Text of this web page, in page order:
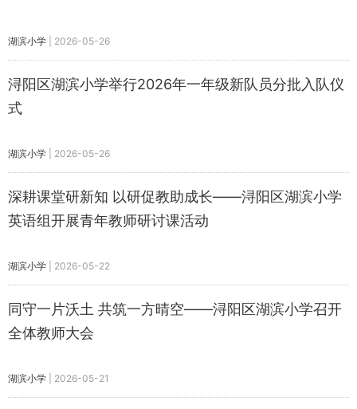
湖滨小学 2026-05-26
浔阳区湖滨小学举行2026年一年级新队员分批入队仪
式
湖滨小学 2026-05-26
深耕课堂研新知 以研促教助成长——浔阳区湖滨小学
英语组开展青年教师研讨课活动
湖滨小学 2026-05-22
同守一片沃土 共筑一方晴空——浔阳区湖滨小学召开
全体教师大会
湖滨小学 2026-05-21